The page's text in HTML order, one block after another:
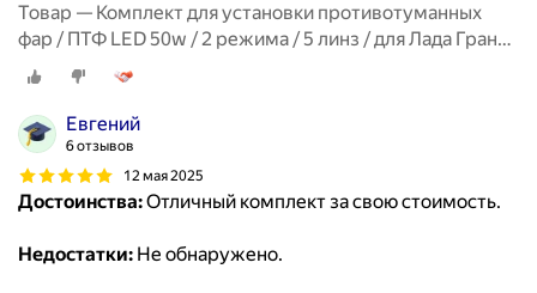
Товар — Комплект для установки противотуманных
фар / ПТФ LED 50w / 2 режима / 5 линз / для Лада Гранта
ФЛ, Lada Granta FL
Евгений
6 отзывов
12 мая 2025
Достоинства:Отличный комплект за свою стоимость.
Недостатки: Не обнаружено.